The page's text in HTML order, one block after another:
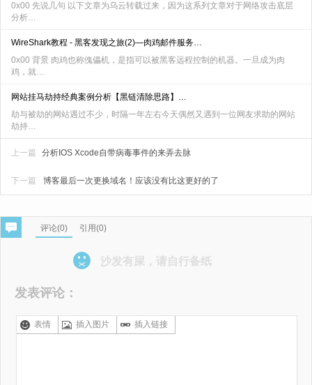
0x00 先说几句 以下文章为乌云转载过来，因为这系列文章对于网络攻击底层
分析…
WireShark教程 - 黑客发现之旅(2)—肉鸡邮件服务…
0x00 背景 肉鸡也称傀儡机，是指可以被黑客远程控制的机器。一旦成为肉
鸡，就…
网站挂马劫持经典案例分析【黑链清除思路】…
劫与被劫的网站遇过不少，时隔一年左右今天偶然又遇到一位网友求助的网站
劫持…
上一篇 分析IOS Xcode自带病毒事件的来弄去脉
博客最后一次更换域名！应该没有比这更好的了
下一篇
评论(0) 引用(0)
沙发有屎，请自行备纸
发表评论：
表情 插入图片 插入链接